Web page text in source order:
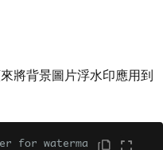
將背景圖片浮水印應用到
for waterma